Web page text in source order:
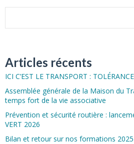
Articles récents
ICI C’EST LE TRANSPORT :
Assemblée générale de la Maison du
temps fort de la vie associative
Prévention et sécurité routière :
VERT 2026
Bilan et retour sur nos formations 2025